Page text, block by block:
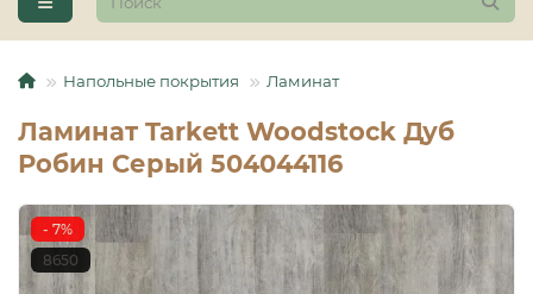
Напольные покрытия Ламинат
Ламинат Tarkett Woodstock Дуб
Робин Серый 504044116
- 7%
8650